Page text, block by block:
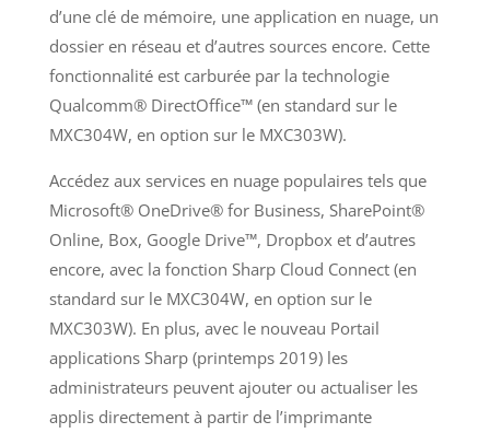
d’une clé de mémoire, une application en nuage, un
dossier en réseau et d’autres sources encore. Cette
fonctionnalité est carburée par la technologie
Qualcomm® DirectOffice™ (en standard sur le
MXC304W, en option sur le MXC303W).
Accédez aux services en nuage populaires tels que
Microsoft® OneDrive® for Business, SharePoint®
Online, Box, Google Drive™, Dropbox et d’autres
encore, avec la fonction Sharp Cloud Connect (en
standard sur le MXC304W, en option sur le
MXC303W). En plus, avec le nouveau Portail
applications Sharp (printemps 2019) les
administrateurs peuvent ajouter ou actualiser les
applis directement à partir de l’imprimante